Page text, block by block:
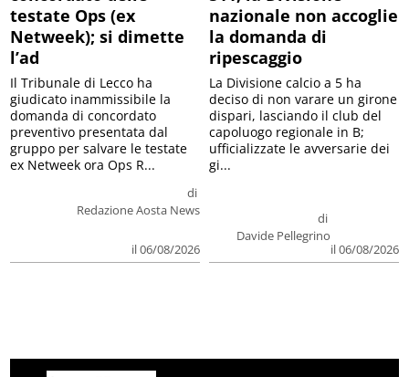
testate Ops (ex
Netweek); si dimette
l’ad
di
Redazione Aosta News
il 06/08/2026
Il Tribunale di Lecco ha
giudicato inammissibile la
domanda di concordato
preventivo presentata dal
gruppo per salvare le testate
ex Netweek ora Ops R...
nazionale non accoglie
la domanda di
ripescaggio
di
Davide Pellegrino
il 06/08/2026
La Divisione calcio a 5 ha
deciso di non varare un girone
dispari, lasciando il club del
capoluogo regionale in B;
ufficializzate le avversarie dei
gi...